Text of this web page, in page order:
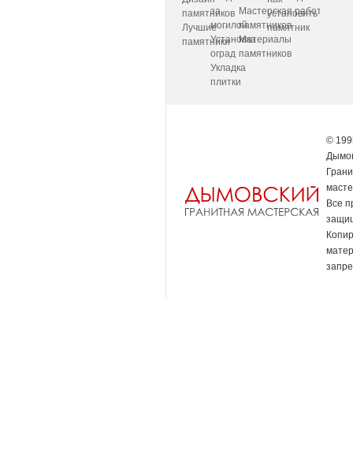
памятников
Лучшие
памятники
за
могилой
Установка
оград
Укладка
плитки
Мастерская
памятников
Материалы
памятников
установить
памятник
работаем
©
Все